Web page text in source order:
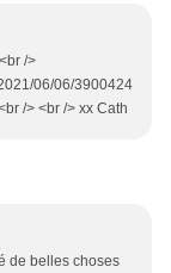
/>
06/06/3900424
/> <br /> xx Cath
de belles choses